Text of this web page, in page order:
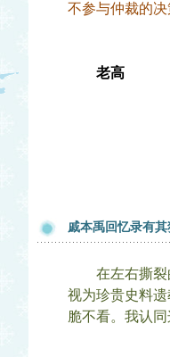
不参与仲裁的
老高
戚本禹回忆录有
在左右撕裂的
视为珍贵史料
脆不看。我认